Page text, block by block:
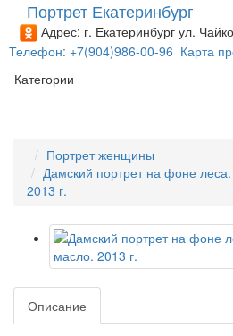
Портрет Екатеринбург
Адрес: г. Екатеринбург ул.
Телефон: +7(904)986-00-96 Карта
Категории
Портрет женщины
Дамский портрет на фоне
2013 г.
Описание